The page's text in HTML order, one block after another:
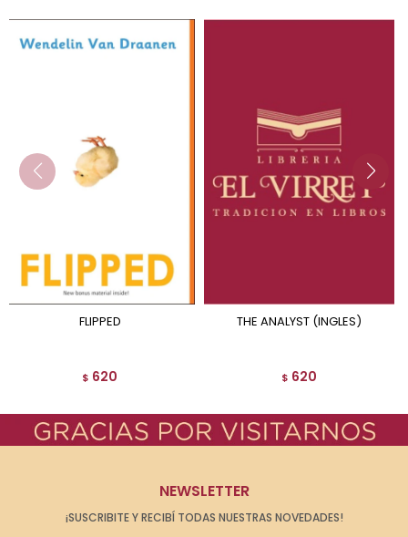
FLIPPED
$ 620
THE ANALYST (INGLES)
$ 620
NEWSLETTER
¡SUSCRIBITE Y RECIBÍ TODAS NUESTRAS NOVEDADES!